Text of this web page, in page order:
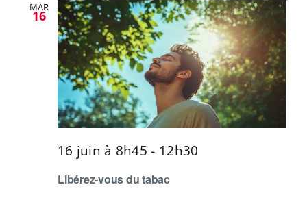
MAR
16
Libérez-vous du tabac
16 juin à 8h45 - 12h30